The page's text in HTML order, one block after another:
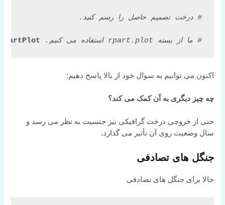
# ما از بسته rpart.plot استفاده می کنیم.
اکنون می توانیم به سوال خود از بالا پاسخ دهیم:
چه چیز دیگری به آن کمک می کند؟
حتی از خروجی درخت گرافیکی نیز جنسیت به نظر می رسد و
سال وضعیت روی آن تأثیر می گذارد.
جنگل های تصادفی
حالا برای جنگل های تصادفی